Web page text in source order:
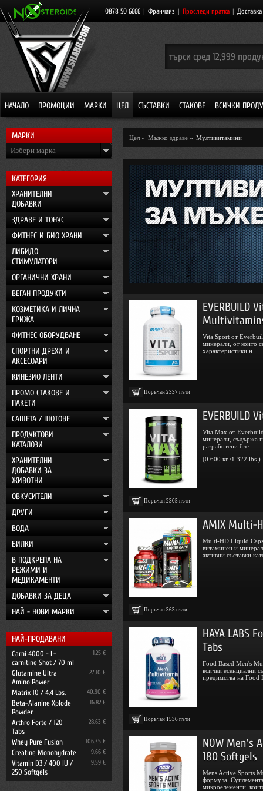
0878 50 6666 | Франчайз | Проследи пратка | Доставка
НАЧАЛО ПРОМОЦИИ МАРКИ ЦЕЛ СЪСТАВКИ СТАКОВЕ ВСИЧКИ
МАРКИ
Избери марка
КАТЕГОРИЯ
ХРАНИТЕЛНИ
ДОБАВКИ
ЗДРАВЕ И ТОНУС
ФИТНЕС И БИО ХРАНИ
ЛИБИДО
СТИМУЛАТОРИ
ОРГАНИЧНИ ХРАНИ
ВЕГАН ПРОДУКТИ
КОЗМЕТИКА И ЛИЧНА
ГРИЖА
ФИТНЕС ОБОРУДВАНЕ
СПОРТНИ ДРЕХИ И
АКСЕСОАРИ
КИНЕЗИО ЛЕНТИ
ПРОМО СТАКОВЕ И
ПАКЕТИ
САШЕТА / ШОТОВЕ
ПРОДУКТОВИ
КАТАЛОЗИ
ХРАНИТЕЛНИ
ДОБАВКИ ЗА
ЖИВОТНИ
ОВКУСИТЕЛИ
ДРУГИ
ВОДА
БИЛКИ
В ПОДКРЕПА НА
РЕЖИМИ И
МЕДИКАМЕНТИ
ДОБАВКИ ЗА ДЕЦА
НАЙ - НОВИ МАРКИ
НАЙ-ПРОДАВАНИ
Carni 4000 - L-
carnitine Shot / 70 ml
1.25 €
Glutamine Ultra
Amino Power
27.10 €
Matrix 10 / 4.4 Lbs. 40.90 €
Beta-Alanine Xplode
Powder
16.82 €
Arthro Forte / 120
Tabs
28.63 €
Whey Pure Fusion 106.35 €
Creatine Monohydrate 9.66 €
Vitamin D3 / 400 IU /
250 Softgels
9.59 €
Цел » Мъжко здраве » Мултивитамини
Поръчан 2337 пъти
EVERBUILD
Vita Sport oт
минерали, от които
характеристики н ...
Поръчан 2305 пъти
EVERBUILD
Vita Max от
минерали, съдържа
разработени бле ...
(0.600 кг./1.322 lbs.)
Поръчан 363 пъти
AMIX Multi-
Multi-HD Liquid
витаминен и
активни съставки
Поръчан 1536 пъти
HAYA LABS
Tabs
Food Based Men's
всички есенциални
предимства на Food
NOW Men's
180 Softgels
Mens Active Sports
формула.
микроелементи,